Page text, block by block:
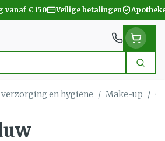
vanaf € 150 Veilige betalingen
Zoek
verzorging en hygiëne / Make-up /